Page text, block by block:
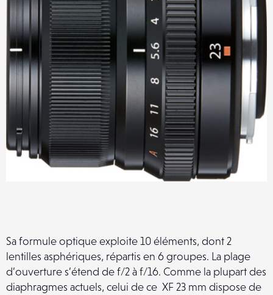
Sa formule optique exploite 10 éléments, dont 2
lentilles asphériques, répartis en 6 groupes. La plage
d’ouverture s’étend de f/2 à f/16. Comme la plupart des
diaphragmes actuels, celui de ce XF 23 mm dispose de